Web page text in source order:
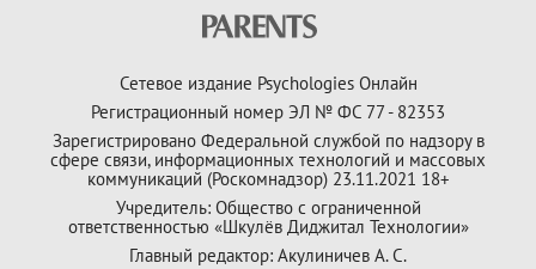
Сетевое издание Psychologies Онлайн
Регистрационный номер ЭЛ № ФС 77 - 82353
Зарегистрировано Федеральной службой по надзору в
сфере связи, информационных технологий и массовых
коммуникаций (Роскомнадзор) 23.11.2021 18+
Учредитель: Общество с ограниченной
ответственностью «Шкулёв Диджитал Технологии»
Главный редактор: Акулиничев А. С.